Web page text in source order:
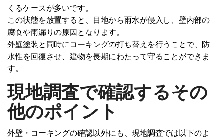
くるケースが多いです。
この状態を放置すると、目地から雨水が侵入し、壁内部の
腐食や雨漏りの原因となります。
外壁塗装と同時にコーキングの打ち替えを行うことで、防
水性を回復させ、建物を長期にわたって守ることができま
す。
現地調査で確認するその
他のポイント
外壁・コーキングの確認以外にも、現地調査では以下のよ